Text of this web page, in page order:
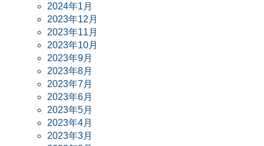
2024年1月
2023年12月
2023年11月
2023年10月
2023年9月
2023年8月
2023年7月
2023年6月
2023年5月
2023年4月
2023年3月